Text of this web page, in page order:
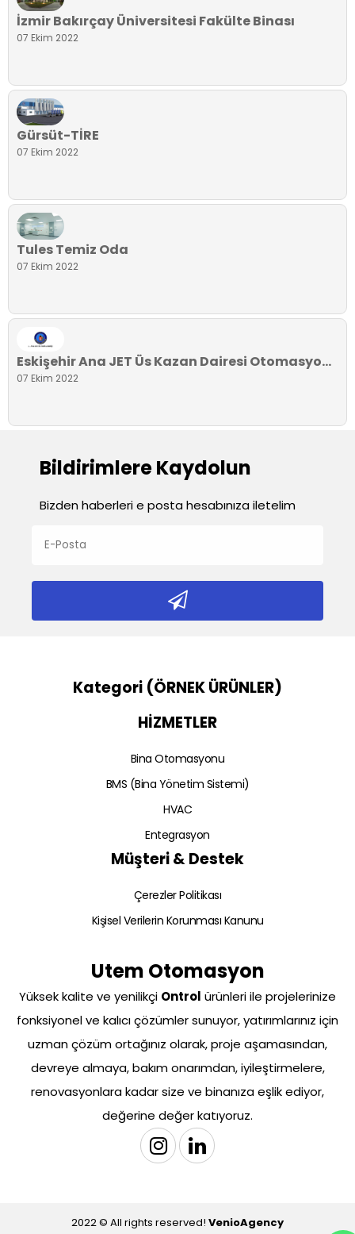
İzmir Bakırçay Üniversitesi Fakülte Binası
07 Ekim 2022
Gürsüt-TİRE
07 Ekim 2022
Tules Temiz Oda
07 Ekim 2022
Eskişehir Ana JET Üs Kazan Dairesi Otomasyonu
07 Ekim 2022
Bildirimlere Kaydolun
Bizden haberleri e posta hesabınıza iletelim
Kategori (ÖRNEK ÜRÜNLER)
HİZMETLER
Bina Otomasyonu
BMS (Bina Yönetim Sistemi)
HVAC
Entegrasyon
Müşteri & Destek
Çerezler Politikası
Kişisel Verilerin Korunması Kanunu
Utem Otomasyon
Yüksek kalite ve yenilikçi Ontrol ürünleri ile projelerinize
fonksiyonel ve kalıcı çözümler sunuyor, yatırımlarınız için
uzman çözüm ortağınız olarak, proje aşamasından,
devreye almaya, bakım onarımdan, iyileştirmelere,
renovasyonlara kadar size ve binanıza eşlik ediyor,
değerine değer katıyoruz.
2022 © All rights reserved! VenioAgency